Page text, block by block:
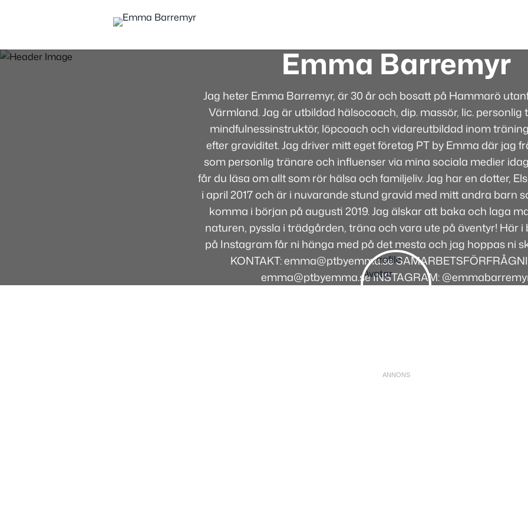
Emma Barremyr
Jag heter Emma Barremyr, är 30 år och bosatt på Hammarö
Värmland. Jag är utbildad hälsocoach, dip. massör, lic. personlig
mindfulnessinstruktör, löpcoach och vidareutbildad inom
efter graviditet. Jag driver mitt eget företag PT by Emma där jag
som personlig tränare och influenser via mina sociala medier
får du läsa om allt som rör hälsa och familjeliv. Jag har en dotter,
i april 2017 och är i nuvarande stund gravid med mitt andra barn
komma i början på augusti 2019. Jag älskar att baka och laga
naturen, pyssla i trädgården, träna och vara ute på äventyr! Här i
på Instagram får ni hänga med på det mesta och jag hoppas ni
KONTAKT: emma@ptbyemma.se
emma@ptbyemma.se INSTAGRAM: